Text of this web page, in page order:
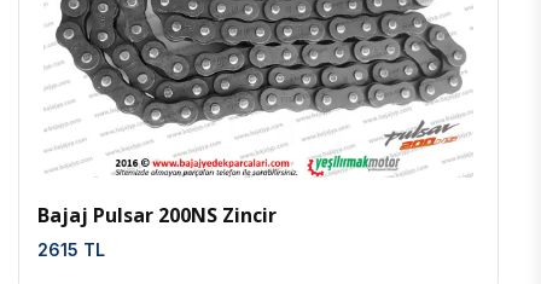
İncele Favoriler
Bajaj Pulsar 200NS Zincir
2615 TL